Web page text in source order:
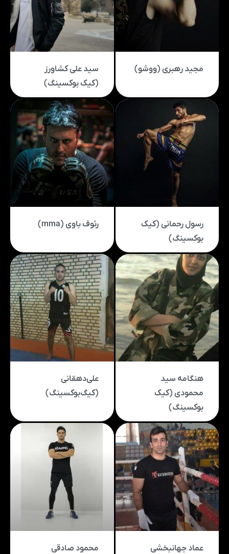
مجید رهبری (ووشو)
سید علی کشاورز
(کیک بوکسینگ)
رسول رحمانی (کیک
بوکسینگ)
رئوف باوی (mma)
هنگامه سید
محمودی (کیک
بوکسینگ)
علی‌دهقانی‌‌
(کیگ‌بوکسینگ)
عماد جهانبخشی
محمود صادقی